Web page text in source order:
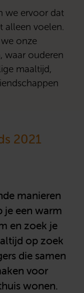
we ervoor dat
alleen voelen.
onze
waar ouderen
maaltijd,
2021
manieren
je een warm
en zoek je
op zoek
die samen
voor
wonen.